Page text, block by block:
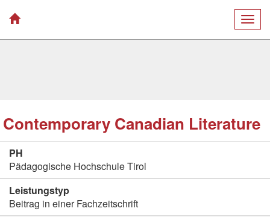
Contemporary Canadian Literature
PH
Pädagogische Hochschule Tirol
Leistungstyp
Beitrag in einer Fachzeitschrift